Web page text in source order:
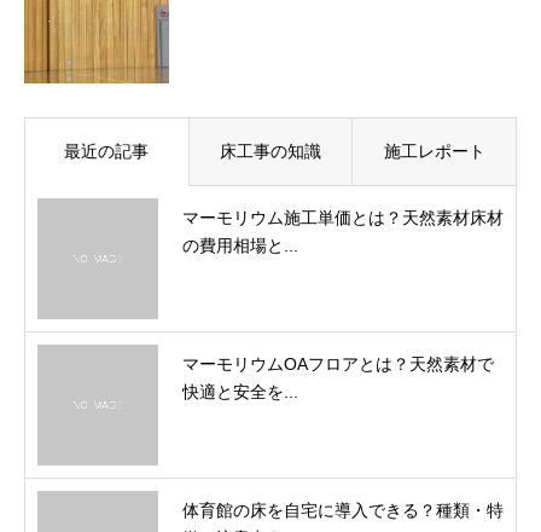
最近の記事 床工事の知識 施工レポート
マーモリウム施工単価とは？天然素材床材
の費用相場と...
マーモリウムOAフロアとは？天然素材で
快適と安全を...
体育館の床を自宅に導入できる？種類・特